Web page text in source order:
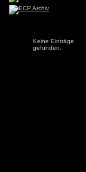
Keine Einträge
gefunden.